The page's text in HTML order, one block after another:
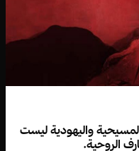
واليهودية ليست
الروحية.